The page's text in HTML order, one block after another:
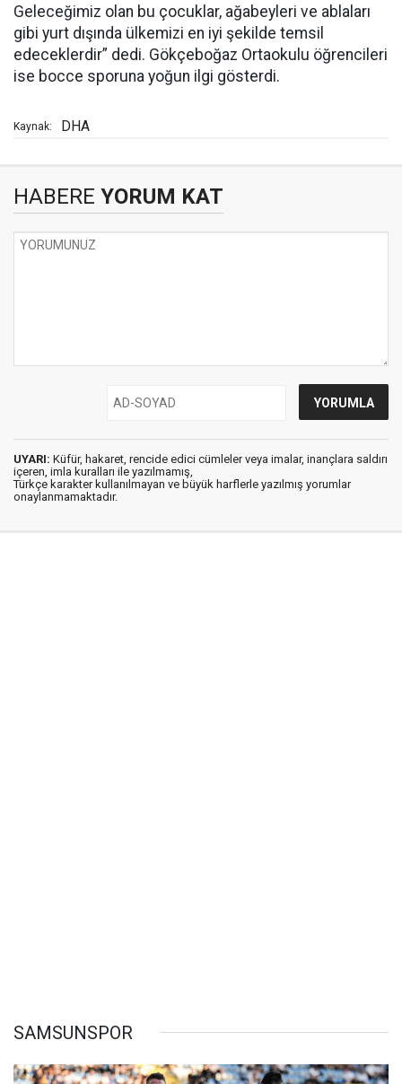
Geleceğimiz olan bu çocuklar, ağabeyleri ve ablaları
gibi yurt dışında ülkemizi en iyi şekilde temsil
edeceklerdir” dedi. Gökçeboğaz Ortaokulu öğrencileri
ise bocce sporuna yoğun ilgi gösterdi.
Kaynak: DHA
HABERE YORUM KAT
UYARI: Küfür, hakaret, rencide edici cümleler veya imalar, inançlara saldırı
içeren, imla kuralları ile yazılmamış,
Türkçe karakter kullanılmayan ve büyük harflerle yazılmış yorumlar
onaylanmamaktadır.
SAMSUNSPOR